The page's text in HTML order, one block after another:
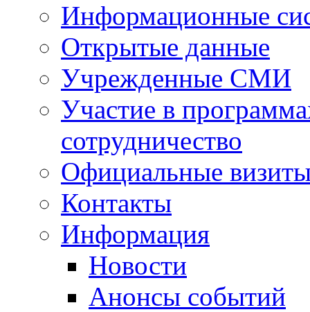
Информационные
Открытые данные
Учрежденные СМИ
Участие в
сотрудничество
Официальные
Контакты
Информация
Новости
Анонсы событий